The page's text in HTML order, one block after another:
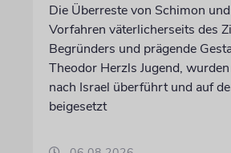
Die Überreste von Schimon
Vorfahren väterlicherseits des
Begründers und prägende
Theodor Herzls Jugend,
nach Israel überführt und auf
beigesetzt